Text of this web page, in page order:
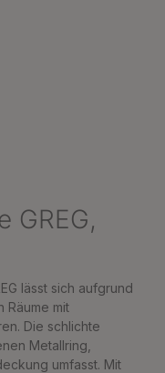
GREG,
lässt sich aufgrund
Räume mit
Die schlichte
Metallring,
umfasst. Mit